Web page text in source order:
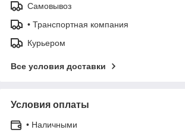
Самовывоз
• Транспортная компания
Курьером
Все условия доставки
Условия оплаты
• Наличными